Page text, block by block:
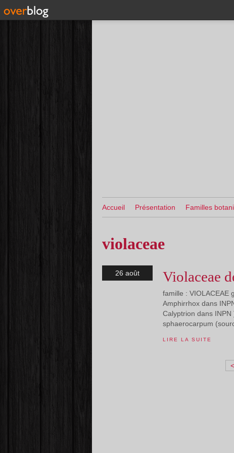
Accueil Présentation Familles
violaceae
26 août Violaceae
famille : VIOLACEAE
Amphirrhox dans
Calyptrion dans
sphaerocarpum
LIRE LA SUITE